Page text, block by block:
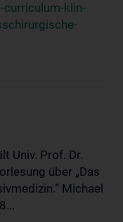
klin-
Univ. Prof. Dr.
über „Das
Michael